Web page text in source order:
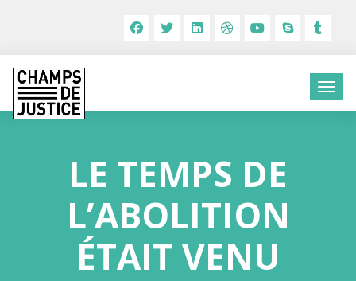
LE TEMPS DE
L’ABOLITION
ÉTAIT VENU